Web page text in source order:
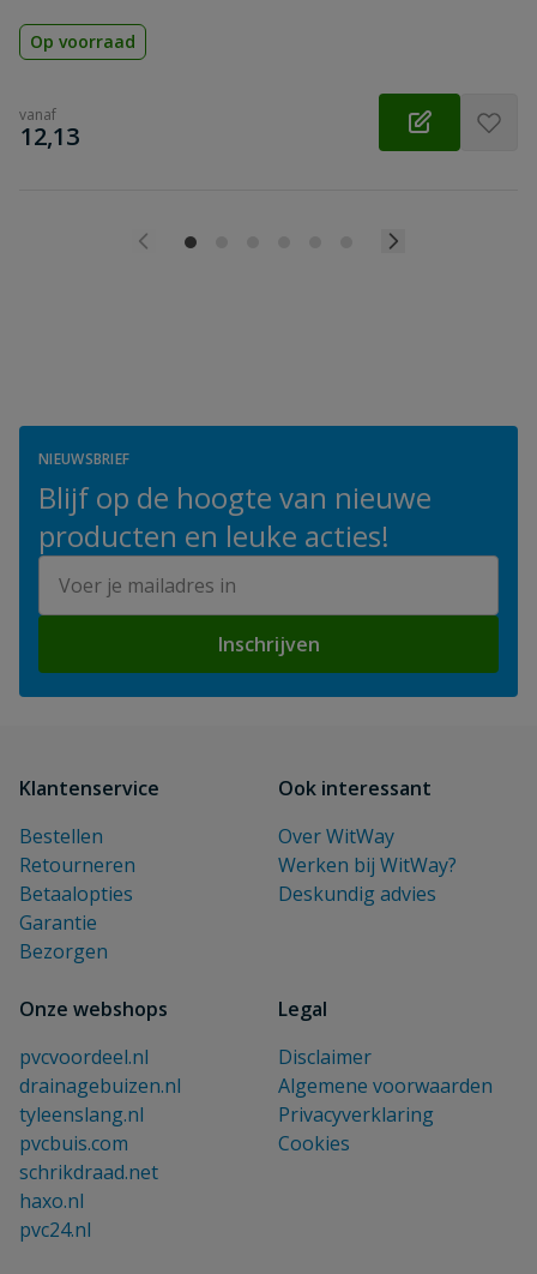
Op voorraad
vanaf
€
12,13
NIEUWSBRIEF
Blijf op de hoogte van nieuwe
producten en leuke acties!
Inschrijven
Klantenservice
Bestellen
Retourneren
Betaalopties
Garantie
Bezorgen
Ook interessant
Over WitWay
Werken bij WitWay?
Deskundig advies
Onze webshops
pvcvoordeel.nl
drainagebuizen.nl
tyleenslang.nl
pvcbuis.com
schrikdraad.net
haxo.nl
pvc24.nl
Legal
Disclaimer
Algemene voorwaarden
Privacyverklaring
Cookies